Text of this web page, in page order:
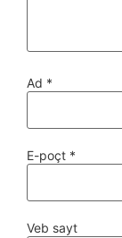
Ad *
E-poçt *
Veb sayt